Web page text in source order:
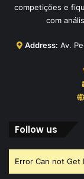
competições e
com
Address: Av.
Follow us
Error Can not